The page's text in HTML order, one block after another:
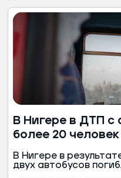
В Нигере в ДТП с
более 20 человек
В Нигере в
двух автобусов